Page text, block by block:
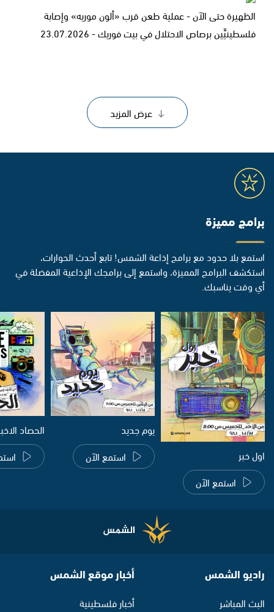
الظهيرة حتى الآن - عملية طعن قرب «ألون موريه» وإصابة
فلسطينيَّين برصاص الاحتلال في بيت فوريك - 23.07.2026
عرض المزيد
برامج مميزة
استمع بلا حدود مع برامج إذاعة الشمس! تابع أحدث الحوارات،
استكشف البرامج المميزة، واستمع إلى برامجك الإذاعية المفضلة في
أي وقت يناسبك.
اول خبر
استمع الآن
يوم جديد
استمع الآن
الحصاد
راديو الشمس
البث المباشر
أخبار موقع الشمس
أخبار فلسطينية